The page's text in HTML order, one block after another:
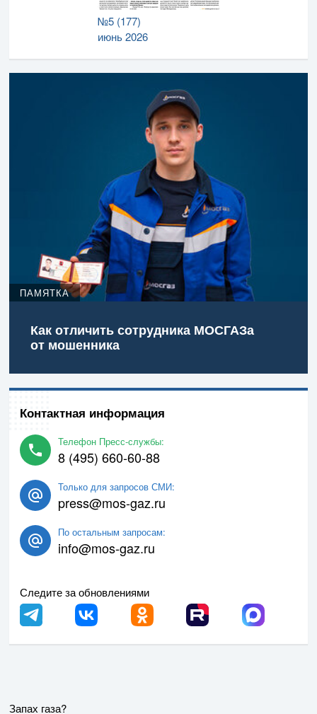
№5 (177)
июнь 2026
ПАМЯТКА
Как отличить сотрудника МОСГАЗа
от мошенника
Контактная информация
Телефон Пресс-службы:
8 (495) 660-60-88
Только для запросов СМИ:
press@mos-gaz.ru
По остальным запросам:
info@mos-gaz.ru
Следите за обновлениями
Запах газа?